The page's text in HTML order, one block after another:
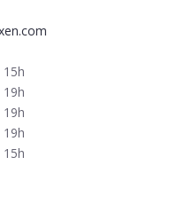
15h
19h
19h
19h
15h